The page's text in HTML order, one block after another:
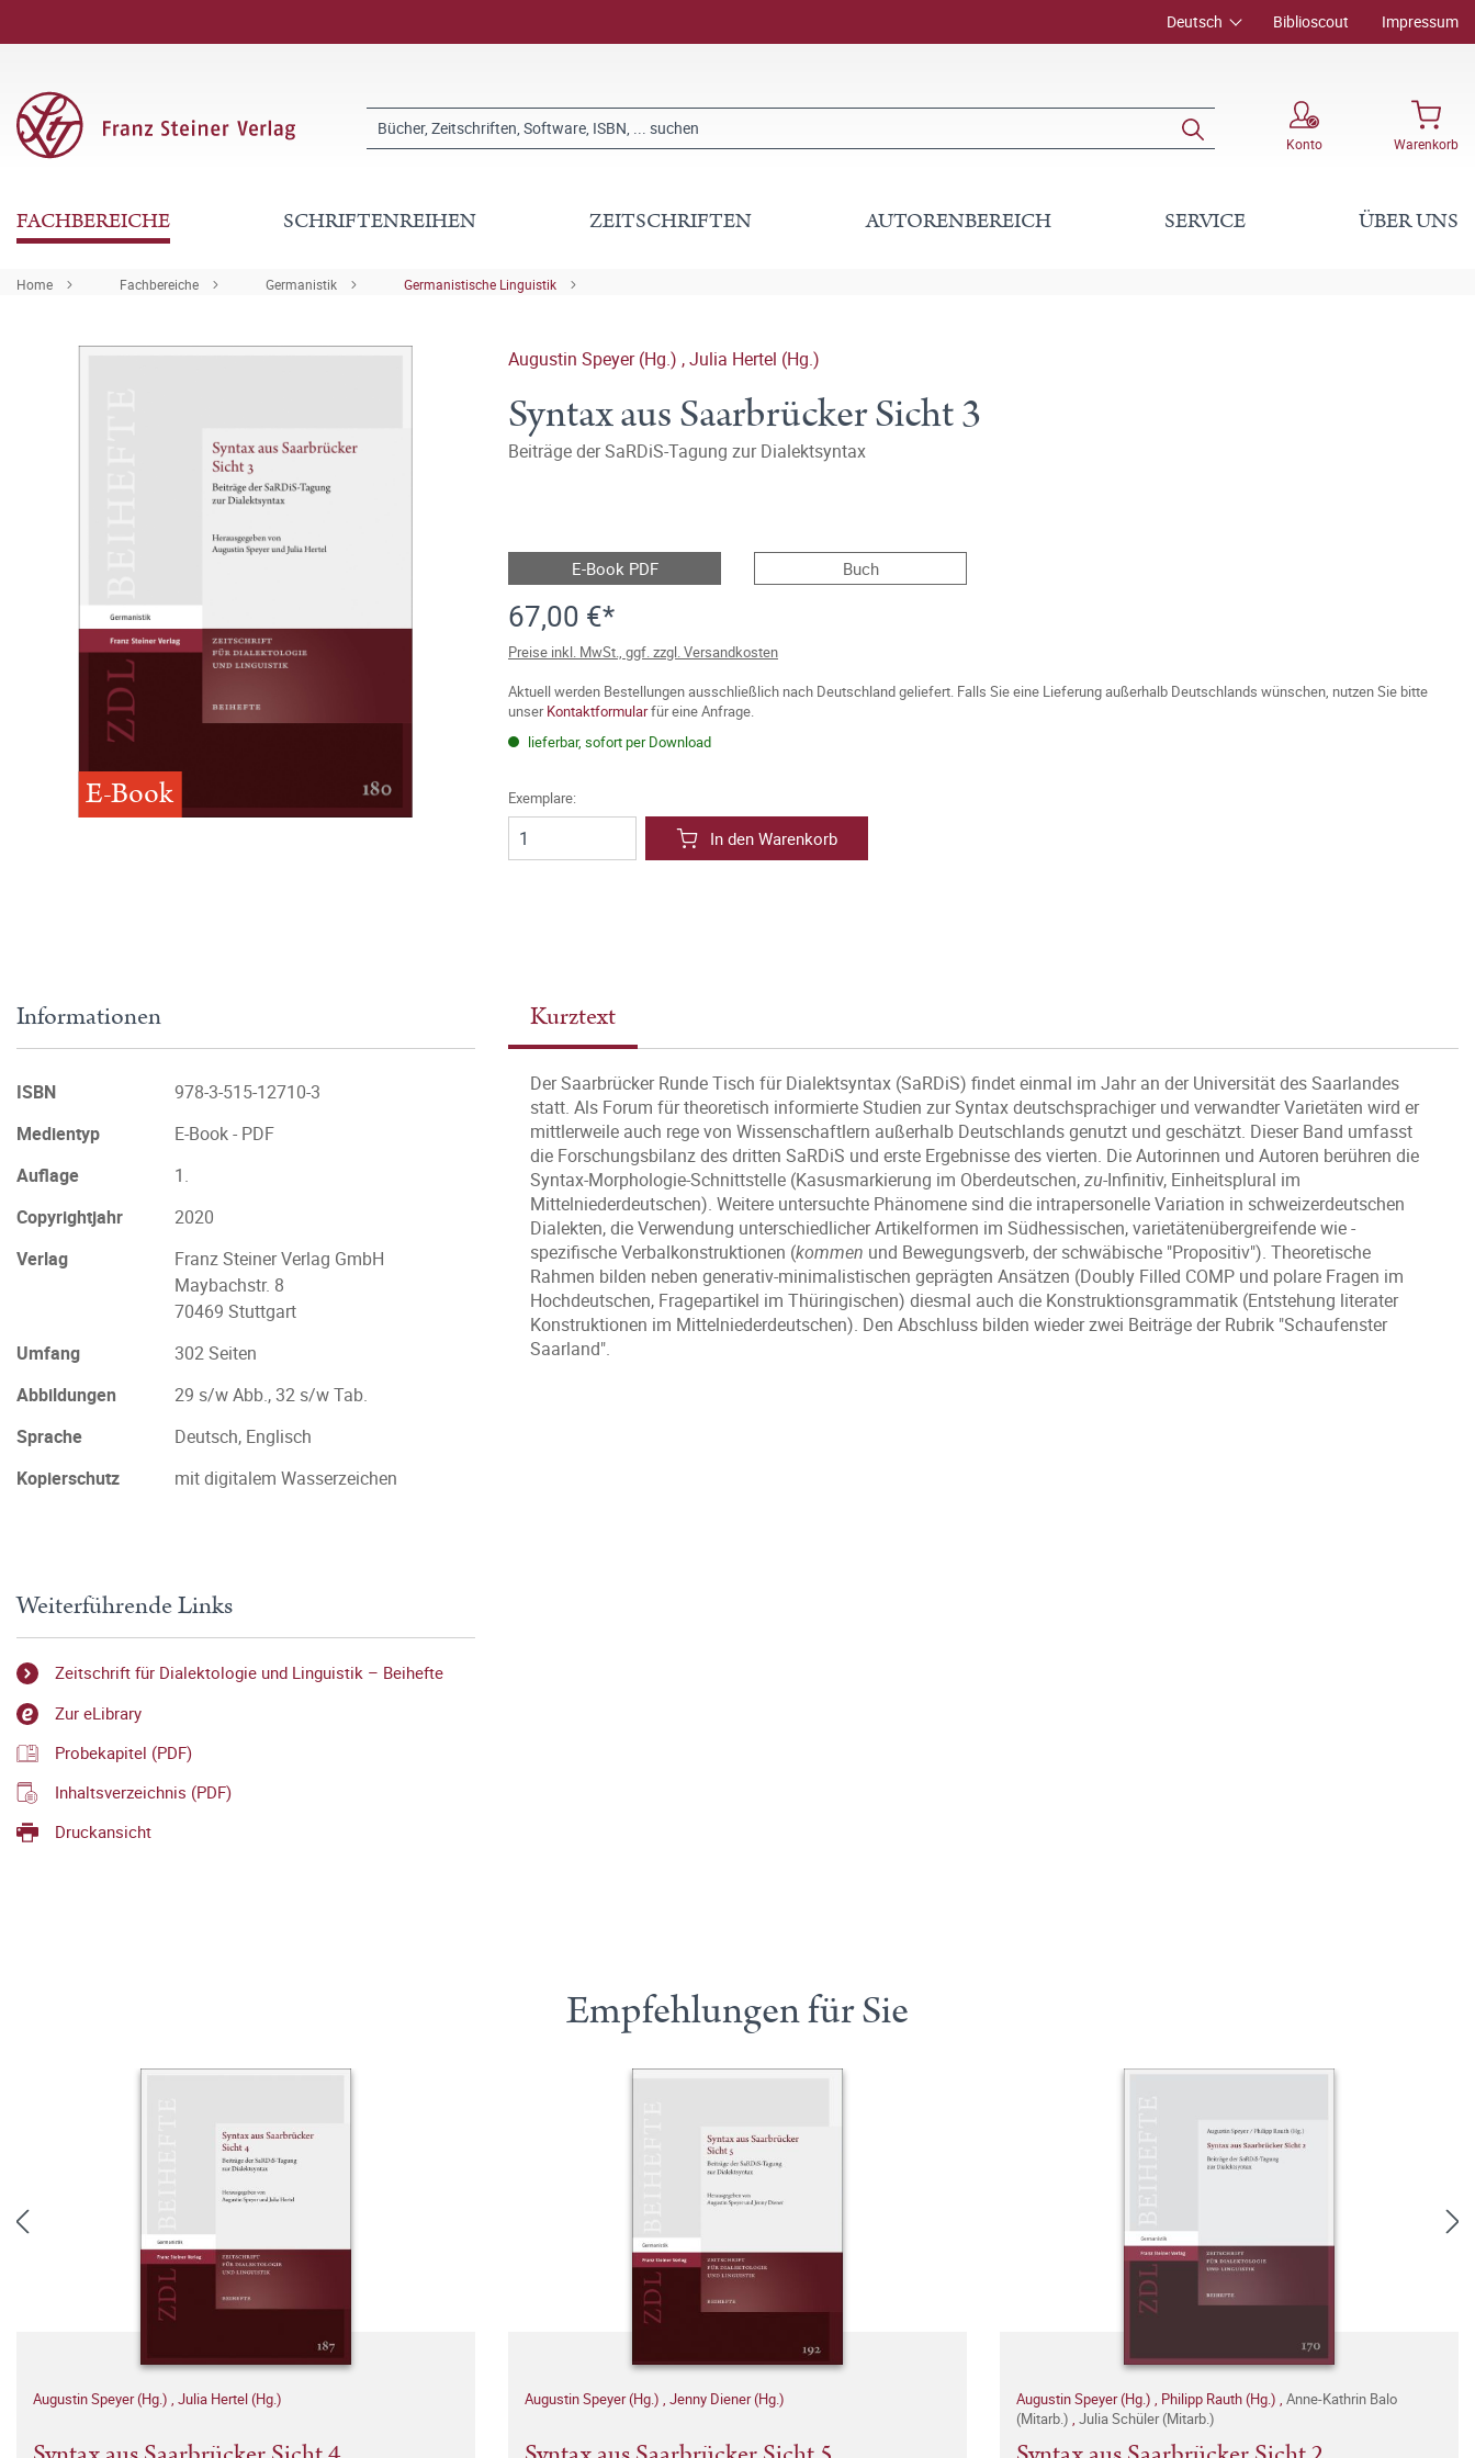
Deutsch Biblioscout Impressum
Konto Warenkorb
FACHBEREICHE SCHRIFTENREIHEN ZEITSCHRIFTEN AUTORENBEREICH SERVICE ÜBER UNS
Home Fachbereiche Germanistik Germanistische Linguistik
E-Book
Augustin Speyer (Hg.) ,Julia Hertel (Hg.)
Syntax aus Saarbrücker Sicht 3
Beiträge der SaRDiS-Tagung zur Dialektsyntax
E-Book PDF Buch
67,00 €*
Preise inkl. MwSt., ggf. zzgl. Versandkosten
Aktuell werden Bestellungen ausschließlich nach Deutschland geliefert. Falls Sie eine Lieferung außerhalb Deutschlands wünschen, nutzen Sie bitte
unserKontaktformularfür eine Anfrage.
lieferbar, sofort per Download
Exemplare:
In den Warenkorb
Kurztext
Der Saarbrücker Runde Tisch für Dialektsyntax (SaRDiS) findet einmal im Jahr an der Universität des Saarlandes
statt. Als Forum für theoretisch informierte Studien zur Syntax deutschsprachiger und verwandter Varietäten wird er
mittlerweile auch rege von Wissenschaftlern außerhalb Deutschlands genutzt und geschätzt. Dieser Band umfasst
die Forschungsbilanz des dritten SaRDiS und erste Ergebnisse des vierten. Die Autorinnen und Autoren berühren die
Syntax-Morphologie-Schnittstelle (Kasusmarkierung im Oberdeutschen,zu-Infinitiv, Einheitsplural im
Mittelniederdeutschen). Weitere untersuchte Phänomene sind die intrapersonelle Variation in schweizerdeutschen
Dialekten, die Verwendung unterschiedlicher Artikelformen im Südhessischen, varietätenübergreifende wie -
spezifische Verbalkonstruktionen (kommen und Bewegungsverb, der schwäbische "Propositiv"). Theoretische
Rahmen bilden neben generativ-minimalistischen geprägten Ansätzen (Doubly Filled COMP und polare Fragen im
Hochdeutschen, Fragepartikel im Thüringischen) diesmal auch die Konstruktionsgrammatik (Entstehung literater
Konstruktionen im Mittelniederdeutschen). Den Abschluss bilden wieder zwei Beiträge der Rubrik "Schaufenster
Saarland".
Informationen
ISBN
978-3-515-12710-3
Medientyp
E-Book - PDF
Auflage
1.
Copyrightjahr
2020
Verlag
Franz Steiner Verlag GmbH
Maybachstr. 8
70469 Stuttgart
Umfang
302 Seiten
Abbildungen
29 s/w Abb., 32 s/w Tab.
Sprache
Deutsch, Englisch
Kopierschutz
mit digitalem Wasserzeichen
Weiterführende Links
Zeitschrift für Dialektologie und Linguistik – Beihefte
Zur eLibrary
Probekapitel (PDF)
Inhaltsverzeichnis (PDF)
Druckansicht
Empfehlungen für Sie
Augustin Speyer (Hg.) , Julia Hertel (Hg.) Augustin Speyer (Hg.) , Jenny Diener (Hg.) Augustin Speyer (Hg.) , Philipp Rauth (Hg.) , Anne-Kathrin Balo
(Mitarb.) , Julia Schüler (Mitarb.)